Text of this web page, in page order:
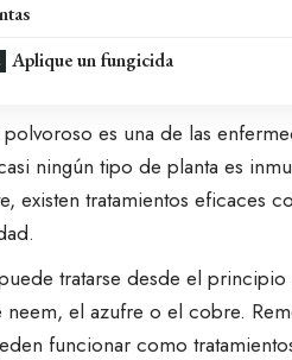
Aplique un fungicida
es una de las
ningún tipo de planta es
existen tratamientos eficaces
tratarse desde el
neem, el azufre o el cobre.
funcionar como